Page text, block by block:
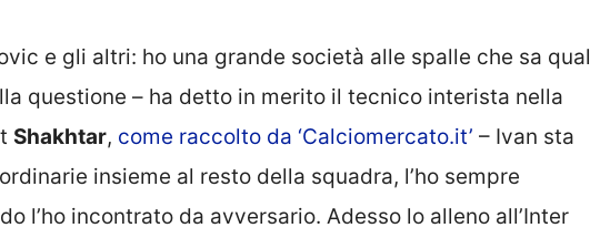
e gli altri: ho una grande società alle spalle che sa qual
questione – ha detto in merito il tecnico interista nella
Shakhtar, come raccolto da ‘Calciomercato.it’ – Ivan sta
insieme al resto della squadra, l’ho sempre
l’ho incontrato da avversario. Adesso lo alleno all’Inter